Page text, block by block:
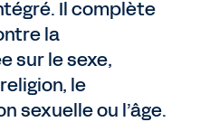
Il complète
la
sur le sexe,
le
sexuelle ou l’âge.